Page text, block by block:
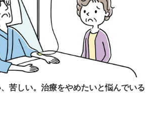
苦しい。治療をやめたいと悩んでいる